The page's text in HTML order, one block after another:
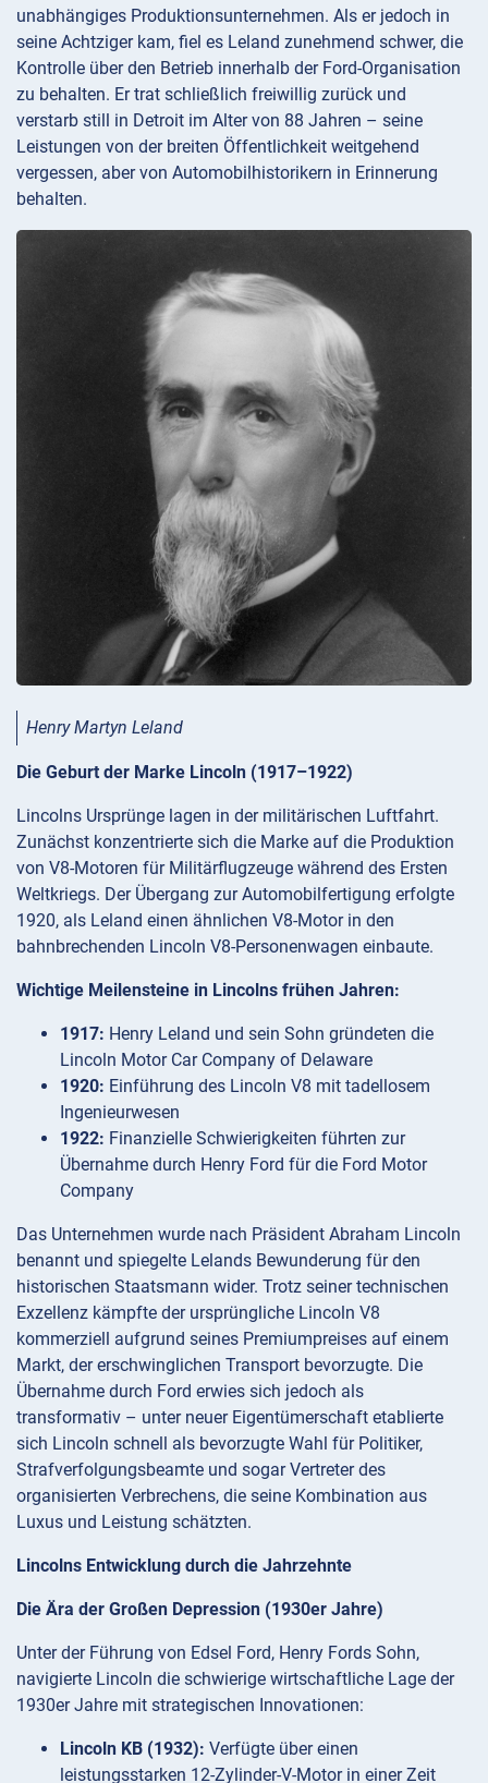
unabhängiges Produktionsunternehmen. Als er jedoch in
seine Achtziger kam, fiel es Leland zunehmend schwer, die
Kontrolle über den Betrieb innerhalb der Ford-Organisation
zu behalten. Er trat schließlich freiwillig zurück und
verstarb still in Detroit im Alter von 88 Jahren – seine
Leistungen von der breiten Öffentlichkeit weitgehend
vergessen, aber von Automobilhistorikern in Erinnerung
behalten.
Henry Martyn Leland
Die Geburt der Marke Lincoln (1917–1922)
Lincolns Ursprünge lagen in der militärischen Luftfahrt.
Zunächst konzentrierte sich die Marke auf die Produktion
von V8-Motoren für Militärflugzeuge während des Ersten
Weltkriegs. Der Übergang zur Automobilfertigung erfolgte
1920, als Leland einen ähnlichen V8-Motor in den
bahnbrechenden Lincoln V8-Personenwagen einbaute.
Wichtige Meilensteine in Lincolns frühen Jahren:
1917: Henry Leland und sein Sohn gründeten die
Lincoln Motor Car Company of Delaware
1920: Einführung des Lincoln V8 mit tadellosem
Ingenieurwesen
1922: Finanzielle Schwierigkeiten führten zur
Übernahme durch Henry Ford für die Ford Motor
Company
Das Unternehmen wurde nach Präsident Abraham Lincoln
benannt und spiegelte Lelands Bewunderung für den
historischen Staatsmann wider. Trotz seiner technischen
Exzellenz kämpfte der ursprüngliche Lincoln V8
kommerziell aufgrund seines Premiumpreises auf einem
Markt, der erschwinglichen Transport bevorzugte. Die
Übernahme durch Ford erwies sich jedoch als
transformativ – unter neuer Eigentümerschaft etablierte
sich Lincoln schnell als bevorzugte Wahl für Politiker,
Strafverfolgungsbeamte und sogar Vertreter des
organisierten Verbrechens, die seine Kombination aus
Luxus und Leistung schätzten.
Lincolns Entwicklung durch die Jahrzehnte
Die Ära der Großen Depression (1930er Jahre)
Unter der Führung von Edsel Ford, Henry Fords Sohn,
navigierte Lincoln die schwierige wirtschaftliche Lage der
1930er Jahre mit strategischen Innovationen:
Lincoln KB (1932): Verfügte über einen
leistungsstarken 12-Zylinder-V-Motor in einer Zeit